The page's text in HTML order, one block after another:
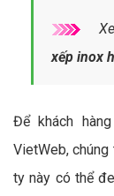
xếp inox
Để khách
VietWeb,
ty này có thể